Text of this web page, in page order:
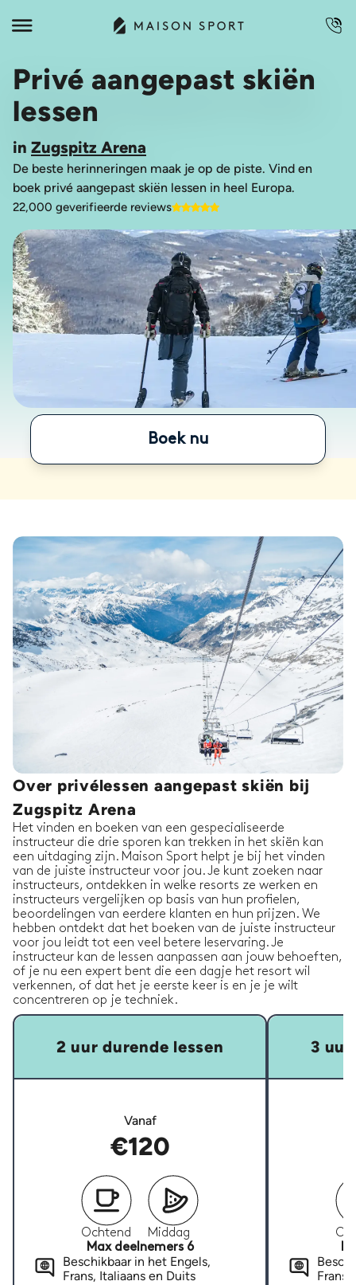
Privé aangepast skiën
lessen
in Zugspitz Arena
De beste herinneringen maak je op de piste. Vind en
boek privé aangepast skiën lessen in heel Europa.
22,000 geverifieerde reviews
Boek nu
Over privélessen aangepast skiën bij
Zugspitz Arena
Het vinden en boeken van een gespecialiseerde
instructeur die drie sporen kan trekken in het skiën kan
een uitdaging zijn. Maison Sport helpt je bij het vinden
van de juiste instructeur voor jou. Je kunt zoeken naar
instructeurs, ontdekken in welke resorts ze werken en
instructeurs vergelijken op basis van hun profielen,
beoordelingen van eerdere klanten en hun prijzen. We
hebben ontdekt dat het boeken van de juiste instructeur
voor jou leidt tot een veel betere leservaring. Je
instructeur kan de lessen aanpassen aan jouw behoeften,
of je nu een expert bent die een dagje het resort wil
verkennen, of dat het je eerste keer is en je je wilt
concentreren op je techniek.
2 uur durende lessen
Vanaf
€120
Ochtend
Middag
Max deelnemers 6
Beschikbaar in het Engels,
Frans, Italiaans en Duits
3 uur
Frans,